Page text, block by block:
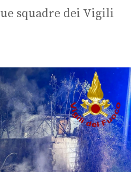
squadre dei Vigili